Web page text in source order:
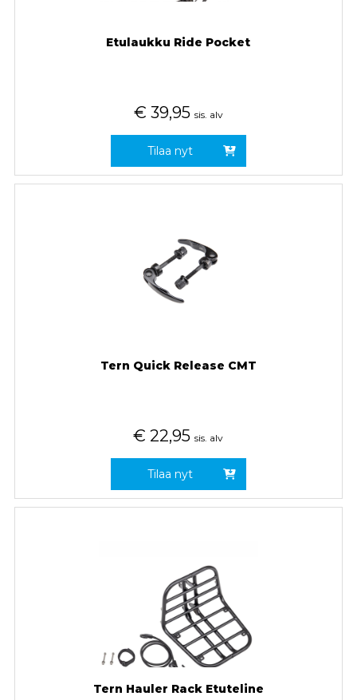
Etulaukku Ride Pocket
€ 39,95 sis. alv
Tilaa nyt
Tern Quick Release CMT
€ 22,95 sis. alv
Tilaa nyt
Tern Hauler Rack Etuteline